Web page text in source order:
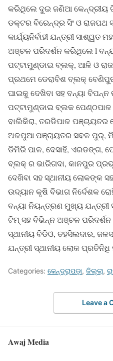
କରିଥିଲେ ଦୁଇ ଜଣିଆ କେନ୍ଦ୍ରୀୟ
ଡକ୍ଟର ବିରେନ୍ଦ୍ର ସିଂ ଓ
କାର୍ଯ୍ୟନିର୍ବାହୀ ଯନ୍ତ୍ରୀ ସାଶ୍ୱତ
ଅଞ୍ଚଳ ପରିଦର୍ଶନ କରିଥିଲେ l
ପଟ୍ଟାମୁଣ୍ଡାଇ ବ୍ଲକ୍, ଆଳି ଓ
ପ୍ରଥମେ ଡେରାବିଶ ବ୍ଲକ୍
ଘାଇକୁ ଦେଖିବା ସହ ବନ୍ୟା
ପଟ୍ଟାମୁଣ୍ଡାଇ ବ୍ଲକ
ବାଲିକିରା, ତରଡିପାଳ
ଅଳପୁଆ ପଞ୍ଚାୟତର ସବଳ ପୁର୍,
ଡିମିରି ପାଳ, ଦେସାହି, ଏରଡଙ୍ଗ,
ବ୍ଲକ୍ ର ଭାରିଗଦା, କାନପୁର
ଦେଖିବା ସହ ସ୍ଥାନୀୟ ଲୋକଙ୍କ
ଉଦ୍ୟାନ କୃଷି ବିଭାଗ ନିର୍ଦେଶକ
ବନ୍ୟା ନିୟନ୍ତ୍ରଣ ମୁଖ୍ୟ ଯନ୍ତ୍ରୀ
ଟିମ୍ ସହ ବିଭିନ୍ନ ଅଞ୍ଚଳ
ସ୍ଥାନୀୟ ବିଡିଓ, ତହସିଲଦାର,
ଯନ୍ତ୍ରୀ ସ୍ଥାନୀୟ ଲୋକ
Categories: କେନ୍ଦ୍ରାପଡ଼ା, ଜିଲ୍ଲା,
Leave a
Awaj Media